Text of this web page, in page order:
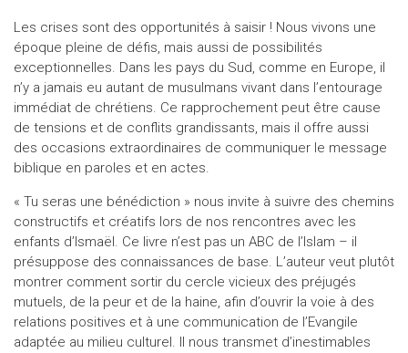
Les crises sont des opportunités à saisir ! Nous vivons une
époque pleine de défis, mais aussi de possibilités
exceptionnelles. Dans les pays du Sud, comme en Europe, il
n’y a jamais eu autant de musulmans vivant dans l’entourage
immédiat de chrétiens. Ce rapprochement peut être cause
de tensions et de conflits grandissants, mais il offre aussi
des occasions extraordinaires de communiquer le message
biblique en paroles et en actes.
« Tu seras une bénédiction » nous invite à suivre des chemins
constructifs et créatifs lors de nos rencontres avec les
enfants d’Ismaël. Ce livre n’est pas un ABC de l’Islam – il
présuppose des connaissances de base. L’auteur veut plutôt
montrer comment sortir du cercle vicieux des préjugés
mutuels, de la peur et de la haine, afin d’ouvrir la voie à des
relations positives et à une communication de l’Evangile
adaptée au milieu culturel. Il nous transmet d’inestimables